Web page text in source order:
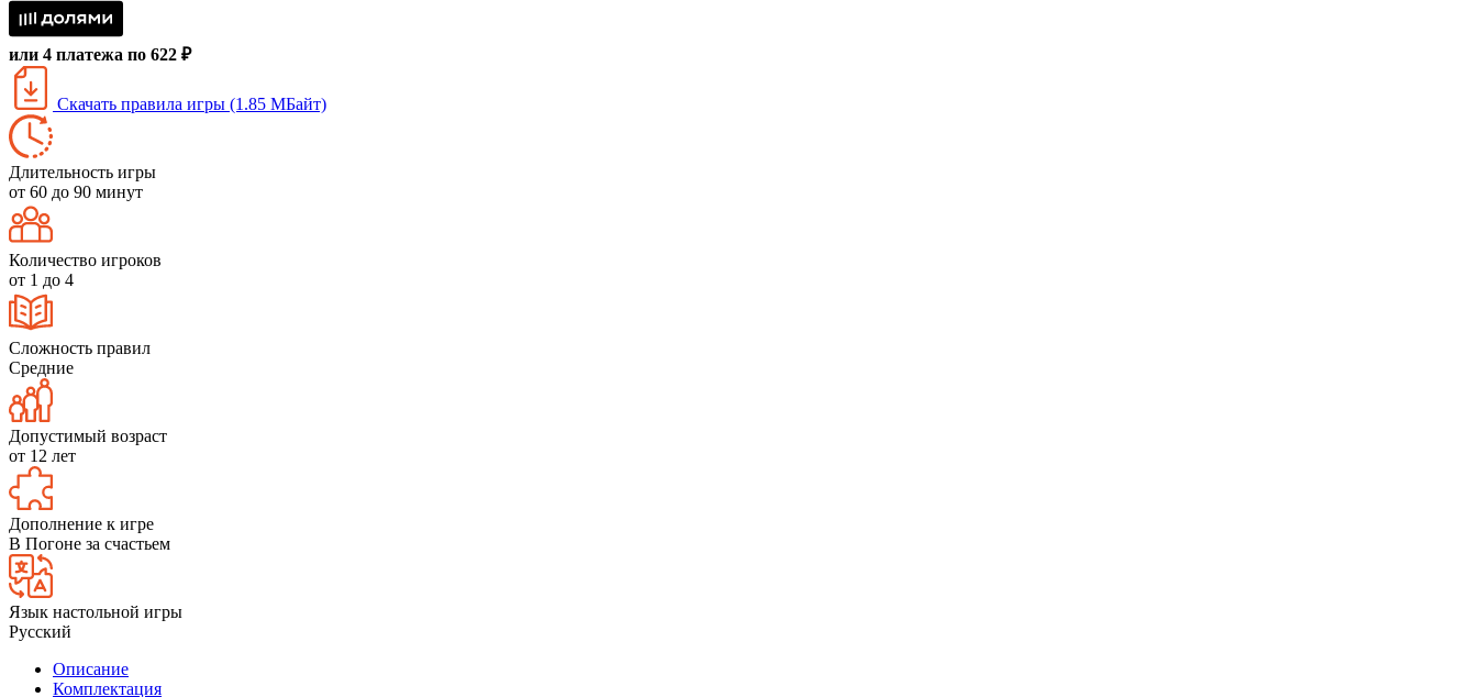
или 4 платежа по 622 ₽
Скачать правила игры (1.85 МБайт)
Длительность игры
от 60 до 90 минут
Количество игроков
от 1 до 4
Сложность правил
Средние
Допустимый возраст
от 12 лет
Дополнение к игре
В Погоне за счастьем
Язык настольной игры
Русский
Описание
Комплектация